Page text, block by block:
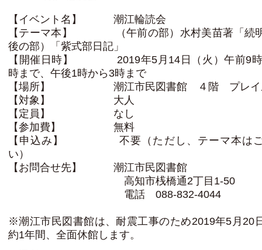
【イベント名】 潮江輪読会
【テーマ本】 （午前の部）水村美苗著「続
後の部）「紫式部日記」
【開催日時】 2019年5月14日（火）午前9時
時まで、午後1時から3時まで
【場所】 潮江市民図書館 ４階 プレイ
【対象】 大人
【定員】 なし
【参加費】 無料
【申込み】 不要（ただし、テーマ本はご
い）
【お問合せ先】 潮江市民図書館
高知市桟橋通2丁目1-50
電話 088-832-4044
※潮江市民図書館は、耐震工事のため2019年5月20
約1年間、全面休館します。